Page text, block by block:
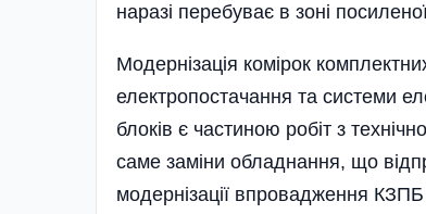
наразі перебуває в зоні
Модернізація комірок
електропостачання та системи
блоків є частиною робіт з
саме заміни обладнання, що
модернізації впровадження